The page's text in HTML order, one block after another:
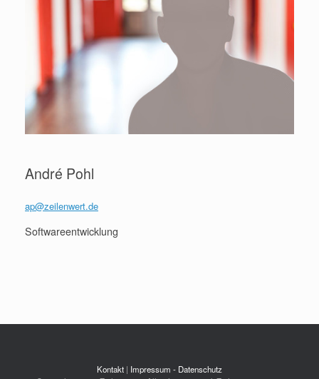
André Pohl
ap@zeilenwert.de
Softwareentwicklung
Kontakt | Impressum - Datenschutz